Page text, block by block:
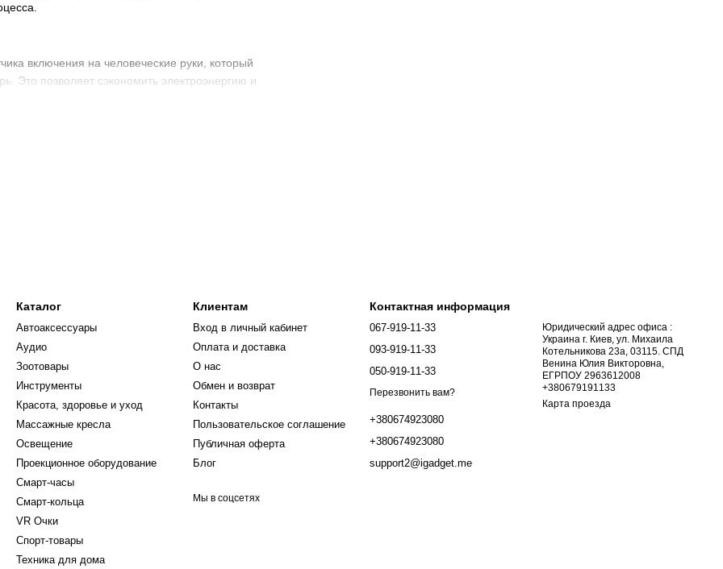
включения на человеческие руки, который
Это позволяет сэкономить электроэнергию и
Каталог
Автоаксессуары
Аудио
Зоотовары
Инструменты
Красота, здоровье и уход
Массажные кресла
Освещение
Проекционное оборудование
Смарт-часы
Смарт-кольца
VR Очки
Спорт-товары
Техника для дома
Клиентам
Вход в личный кабинет
Оплата и доставка
О нас
Обмен и возврат
Контакты
Пользовательское соглашение
Публичная оферта
Блог
Мы в соцсетях
Контактная информация
067-919-11-33
093-919-11-33
050-919-11-33
Перезвонить вам?
+380674923080
+380674923080
support2@igadget.me
Юридический адрес офиса :
Украина г. Киев, ул. Михаила
Котельникова 23а, 03115. СПД
Венина Юлия Викторовна,
ЕГРПОУ 2963612008
+380679191133
Карта проезда